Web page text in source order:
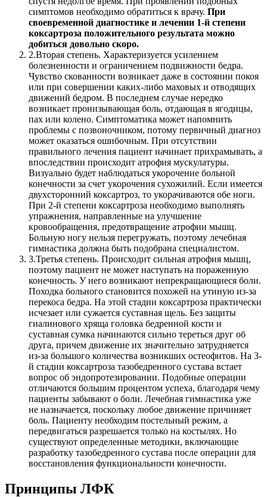
симптомов необходимо обратиться к врачу. При
своевременной диагностике и лечении 1-й степени
коксартроза положительного результата можно
добиться довольно скоро.
2.Вторая степень. Характеризуется усилением
болезненности и ограничением подвижности бедра.
Чувство скованности возникает даже в состоянии покоя
или при совершении каких-либо маховых и отводящих
движений бедром. В последнем случае нередко
возникает пронизывающая боль, отдающая в ягодицы,
пах или колено. Симптоматика может напомнить
проблемы с позвоночником, потому первичный диагноз
может оказаться ошибочным. При отсутствии
правильного лечения пациент начинает прихрамывать, а
впоследствии происходит атрофия мускулатуры.
Визуально будет наблюдаться укорочение больной
конечности за счет укорочения сухожилий. Если имеется
двухсторонний коксартроз, то укорачиваются обе ноги.
При 2-й степени коксартроза необходимо выполнять
упражнения, направленные на улучшение
кровообращения, предотвращение атрофии мышц.
Больную ногу нельзя перегружать, поэтому лечебная
гимнастика должна быть подобрана специалистом.
3.Третья степень. Происходит сильная атрофия мышц,
поэтому пациент не может наступать на пораженную
конечность. У него возникают непрекращающиеся боли.
Походка больного становится похожей на утиную из-за
перекоса бедра. На этой стадии коксартроза практически
исчезает или сужается суставная щель. Без защиты
гиалинового хряща головка бедренной кости и
суставная сумка начинаются сильно тереться друг об
друга, причем движение их значительно затрудняется
из-за большого количества возникших остеофитов. На 3-
й стадии коксартроза тазобедренного сустава встает
вопрос об эндопротезировании. Подобные операции
отличаются большим процентом успеха, благодаря чему
пациенты забывают о боли. Лечебная гимнастика уже
не назначается, поскольку любое движение причиняет
боль. Пациенту необходим постельный режим, а
передвигаться разрешается только на костылях. Но
существуют определенные методики, включающие
разработку тазобедренного сустава после операции для
восстановления функциональности конечности.
Принципы ЛФК